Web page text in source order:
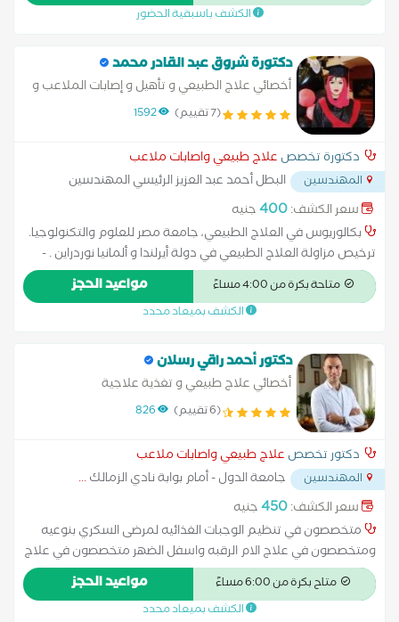
لتحسين الحالة الصحية والأداء البدني للمرضى والرياضيين على حد
والجراحات، بالإضافة إلى خطط تغذية علمية مصممة بحسب الحالة
الصحية والأهداف الشخصية، وذلك وفقًا لأحدث المعايير العالمية في
العلاج الطبيعي والتغذية. المؤهلات الجامعية: • بكالوريوس العلاج
الطبيعي • دبلومة التغذية العلاجية وتأهيل الرياضيين – جامعة
شيفيلد، بريطانيا
الكشف باسبقية الحضور
دكتورة شروق عبد القادر محمد
أخصائي علاج الطبيعي و تأهيل و إصابات الملاعب و
تغذية العلاجية
(7 تقييم) 1592
دكتورة تخصص علاج طبيعي واصابات ملاعب
المهندسين
البطل أحمد عبد العزيز الرئيسي المهندسين
الدور الخامس...
سعر الكشف:400جنيه
بكالوريوس في العلاج الطبيعي، جامعة مصر للعلوم والتكنولوجيا.
ترخيص مزاولة العلاج الطبيعي في دولة أيرلندا و ألمانيا نوردراين . -
أساسيات العلاج الطبيعي للأطفال، جامعة كلية لندن. - دكتوراه
سريرية، جامعة ميشيغان-فلينت. - دبلوم كرة القدم من الفيفا. -
العلاج الطبيعي للقلب والرئة، المركز الأيرلندي للتدريب والتعليم. -
فينيكس البريطانية. Bachelor's degree in Physiotherapy, Misr
University for Science and Technology. Official licence of Clinical
practice in Ireland and Germany Nordrhein. -Fundamental Pediatrics
Physiotherapy at UCL University. -Clinical Doctorate Degree, Michigan-
Flint University. -FIFA Football Diploma. -Cardiopulmonary
Physiotherapy, Irish Training and Educational Center. -Clinical
Nutrition Diploma (online immersion) from Cambridge College and
British Phoenix Academy.
متاحة بكرة من 4:00 مساءً مواعيد الحجز
الكشف بميعاد محدد
دكتور أحمد راقي رسلان
أخصائي علاج طبيعي و تغذية علاجية
(6 تقييم) 826
دكتور تخصص علاج طبيعي واصابات ملاعب
المهندسين جامعة الدول - أمام بوابة نادي الزمالك...
سعر الكشف:450جنيه
متخصصون في تنظيم الوجبات الغذائيه لمرضى السكري بنوعيه
ومتخصصون في علاج الام الرقبه واسفل الضهر متخصصون في علاج
التورم الليمفاوي جلسات تأهيل حركي بأنواعه حقن المونجارو حقن
بديل التكميممتاح بكرة من 6:00 مساءً مواعيد الحجز
الكشف بميعاد محدد